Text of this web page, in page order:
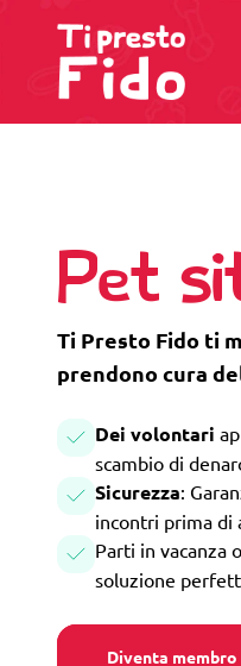
Pet
Ti Presto Fido ti
prendono cura
Dei volontari
scambio di
Sicurezza:
incontri prima di
Parti in vacanza
soluzione
Diventa membro